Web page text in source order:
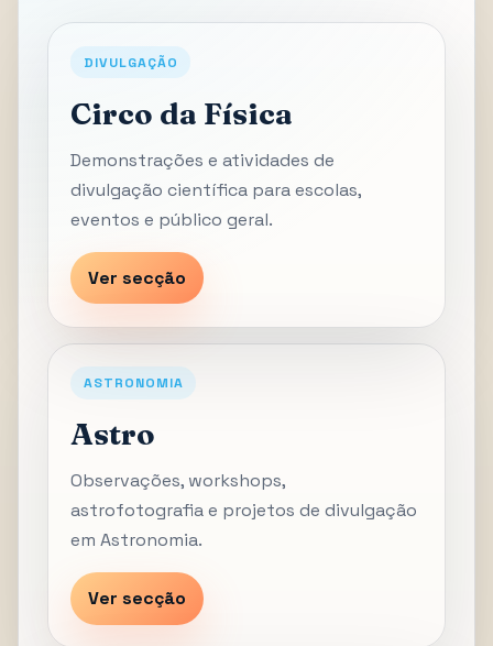
DIVULGAÇÃO
Circo da Física
Demonstrações e atividades de
divulgação científica para escolas,
eventos e público geral.
Ver secção
ASTRONOMIA
Astro
Observações, workshops,
astrofotografia e projetos de divulgação
em Astronomia.
Ver secção